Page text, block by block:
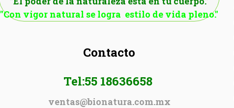
"Con vigor natural se logra estilo de vida pleno."
Contacto
Tel:55 18636658
ventas@bionatura.com.mx